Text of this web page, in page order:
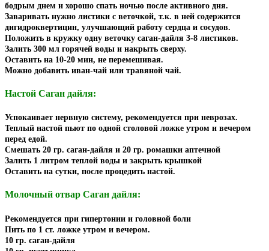
бодрым днем и хорошо спать ночью после активного дня.
Заваривать нужно листики с веточкой, т.к. в ней содержится
дигидроквертицин, улучшающий работу сердца и сосудов.
Положить в кружку одну веточку саган-дайля 3-8 листиков.
Залить 300 мл горячей воды и накрыть сверху.
Оставить на 10-20 мин, не перемешивая.
Можно добавить иван-чай или травяной чай.
Настой Саган дайля:
Успокаивает нервную систему, рекомендуется при неврозах.
Теплый настой пьют по одной столовой ложке утром и вечером
перед едой.
Смешать 20 гр. саган-дайля и 20 гр. ромашки аптечной
Залить 1 литром теплой воды и закрыть крышкой
Оставить на сутки, после процедить настой.
Молочный отвар Саган дайля:
Рекомендуется при гипертонии и головной боли
Пить по 1 ст. ложке утром и вечером.
10 гр. саган-дайля